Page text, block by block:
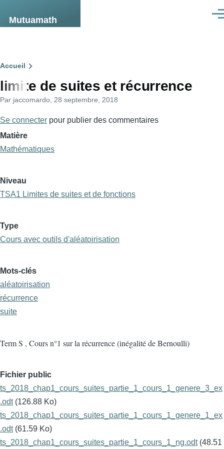
Mutuamath
Fil
d'Ariane
Accueil
limite de suites et récurrence
Par jaccomardo , 28 septembre, 2018
Se connecter pour publier des commentaires
Matière
Mathématiques
Niveau
TSA1 Limites de suites et de fonctions
Type
Cours avec outils d'aléatoirisation
Mots-clés
aléatoirisation
récurrence
suite
Term S , Cours n°1 sur la récurrence (inégalité de Bernoulli)
Fichier public
ts_2018_chap1_cours_suites_partie_1_cours_1_genere_3_ex
.odt (126.88 Ko)
ts_2018_chap1_cours_suites_partie_1_cours_1_genere_1_ex
.odt (61.59 Ko)
ts_2018_chap1_cours_suites_partie_1_cours_1_ng.odt (48.51